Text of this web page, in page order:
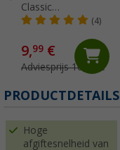
Classic
dompelpomp
(4)
9,99 €
Adviesprijs 16,99 €
PRODUCTDETAILS
Hoge
afgiftesnelheid van